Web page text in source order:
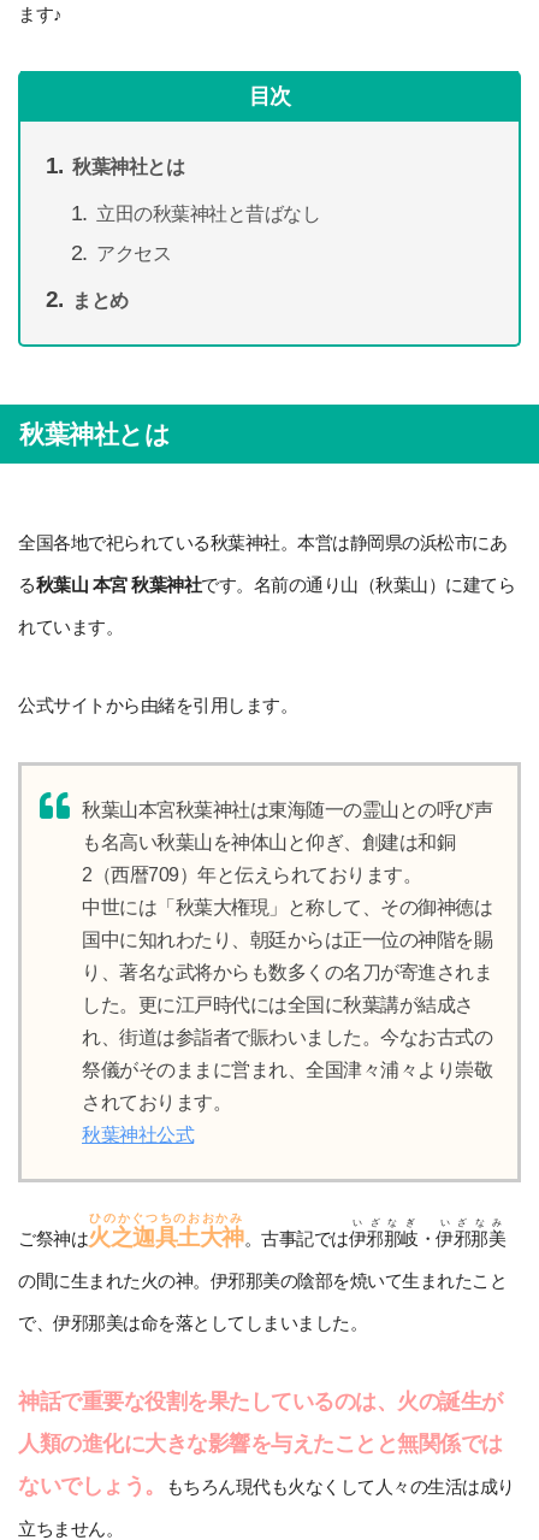
ます♪
目次
秋葉神社とは
立田の秋葉神社と昔ばなし
アクセス
まとめ
秋葉神社とは
全国各地で祀られている秋葉神社。本営は静岡県の浜松市にあ
る秋葉山 本宮 秋葉神社です。名前の通り山（秋葉山）に建てら
れています。
公式サイトから由緒を引用します。
秋葉山本宮秋葉神社は東海随一の霊山との呼び声
も名高い秋葉山を神体山と仰ぎ、創建は和銅
2（西暦709）年と伝えられております。
中世には「秋葉大権現」と称して、その御神徳は
国中に知れわたり、朝廷からは正一位の神階を賜
り、著名な武将からも数多くの名刀が寄進されま
した。更に江戸時代には全国に秋葉講が結成さ
れ、街道は参詣者で賑わいました。今なお古式の
祭儀がそのままに営まれ、全国津々浦々より崇敬
されております。
秋葉神社公式
ご祭神は火之迦具土大神
ひのかぐつちのおおかみ
。古事記では伊邪那岐
いざなぎ
・ 伊邪那美
いざなみ
の間に生まれた火の神。伊邪那美の陰部を焼いて生まれたこと
で、伊邪那美は命を落としてしまいました。
神話で重要な役割を果たしているのは、火の誕生が
人類の進化に大きな影響を与えたことと無関係では
ないでしょう。
もちろん現代も火なくして人々の生活は成り
立ちません。